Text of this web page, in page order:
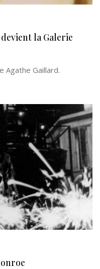
la Galerie
Agathe Gaillard.